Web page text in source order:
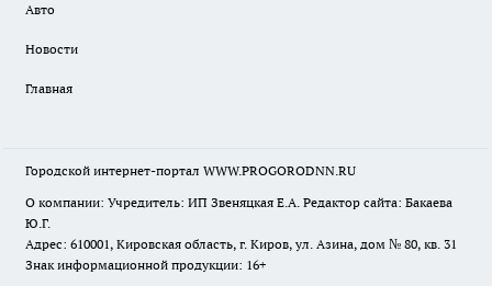
Авто
Новости
Главная
Городской интернет-портал WWW.PROGORODNN.RU
О компании: Учредитель: ИП Звеняцкая Е.А. Редактор сайта: Бакаева
Ю.Г.
Адрес: 610001, Кировская область, г. Киров, ул. Азина, дом № 80, кв. 31
Знак информационной продукции: 16+